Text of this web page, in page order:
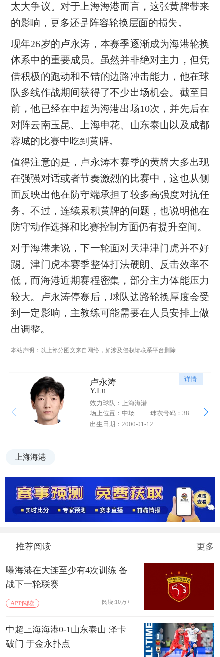
太大争议。对于上海海港而言，这张黄牌带来
的影响，更多还是阵容轮换层面的损失。
现年26岁的卢永涛，本赛季逐渐成为海港轮换
体系中的重要成员。虽然并非绝对主力，但凭
借积极的跑动和不错的边路冲击能力，他在球
队多线作战期间获得了不少出场机会。截至目
前，他已经在中超为海港出场10次，并先后在
对阵云南玉昆、上海申花、山东泰山以及成都
蓉城的比赛中吃到黄牌。
值得注意的是，卢永涛本赛季的黄牌大多出现
在强强对话或者节奏激烈的比赛中，这也从侧
面反映出他在防守端承担了较多高强度对抗任
务。不过，连续累积黄牌的问题，也说明他在
防守动作选择和比赛控制方面仍有提升空间。
对于海港来说，下一轮面对天津津门虎并不好
踢。津门虎本赛季整体打法硬朗、反击效率不
低，而海港近期赛程密集，部分主力体能压力
较大。卢永涛停赛后，球队边路轮换厚度会受
到一定影响，主教练可能需要在人员安排上做
出调整。
本站声明：以上部分图文来自网络，如涉及侵权请联系平台删除
详情
卢永涛
Y.Lu
效力球队：上海海港
场上位置：中场
球衣号码：38
出生日期：2000-01-12
上海海港
推荐阅读 更多
曝海港在大连至少有4次训练 备
战下一轮联赛
APP阅读 阅读:10万+
中超上海海港0-1山东泰山 泽卡
破门 于金永扑点